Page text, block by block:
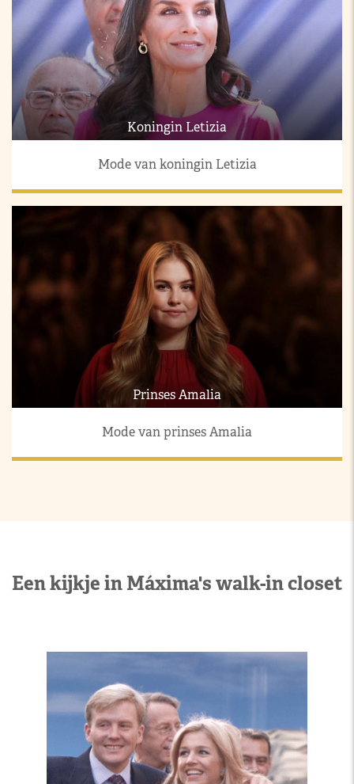
Koningin Letizia
Mode van koningin Letizia
Prinses Amalia
Mode van prinses Amalia
Een kijkje in Máxima's walk-in closet